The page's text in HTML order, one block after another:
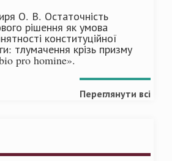
О. В. Остаточність
рішення як умова
конституційної
тлумачення крізь призму
pro homine».
Переглянути всі